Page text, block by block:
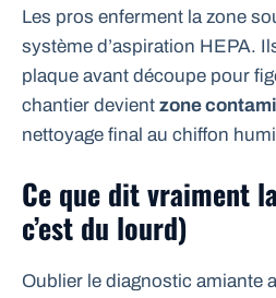
Les pros enferment la zone
système d’aspiration HEPA.
plaque avant découpe pour
chantier devient zone
nettoyage final au chiffon
Ce que dit vraiment
c’est du lourd)
Oublier le diagnostic amiante